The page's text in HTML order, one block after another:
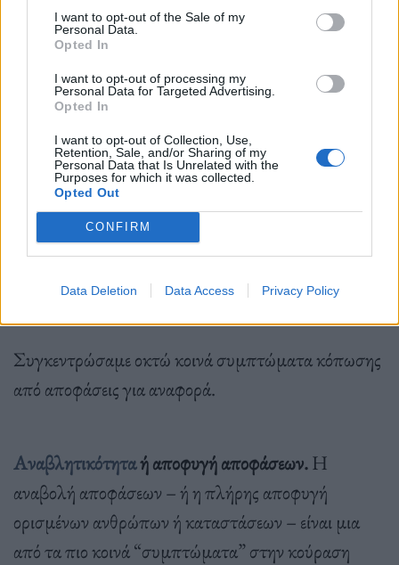
I want to opt-out of the Sale of my
Personal Data.
Opted In
I want to opt-out of processing my
Personal Data for Targeted Advertising.
Opted In
I want to opt-out of Collection, Use,
Retention, Sale, and/or Sharing of my
Personal Data that Is Unrelated with the
Purposes for which it was collected.
Opted Out
CONFIRM
Data Deletion Data Access Privacy Policy
Επιρρεπείς στην κόπωση αποφάσεων είναι σαφώς
και όσοι έχουν τάσεις τελειομανίας.
κάνεις τα πάντα τέλεια, είναι λογικό ότι κάθε
απόφαση μπορεί να σε εξαντλεί.
Πώς εκδηλώνεται;
Ένα άτομο με κόπωση απόφασης μπορεί να
αισθάνεται κουρασμένο,
ή να εμφανίσει άλλα σημεία ή συμπτώματα
σωματικής ή πνευματικής κόπωσης.
Συγκεντρώσαμε οκτώ κοινά συμπτώματα κόπωσης
από αποφάσεις για αναφορά.
Αναβλητικότηταή αποφυγή αποφάσεων.Η
αναβολή αποφάσεων – ή η πλήρης αποφυγή
ορισμένων ανθρώπων ή καταστάσεων – είναι μια
από τα πιο κοινά “συμπτώματα” στην κούραση